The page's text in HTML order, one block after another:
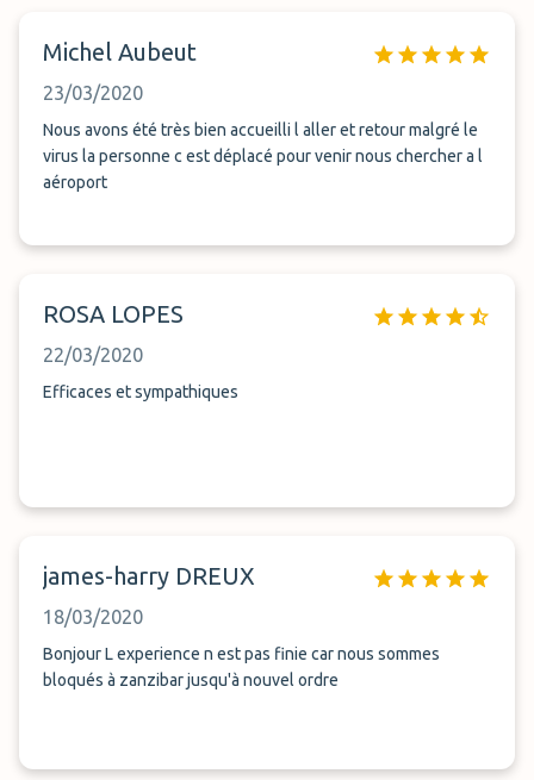
Michel Aubeut
23/03/2020
Nous avons été très bien accueilli l aller et retour malgré le
virus la personne c est déplacé pour venir nous chercher a l
aéroport
ROSA LOPES
22/03/2020
Efficaces et sympathiques
james-harry DREUX
18/03/2020
Bonjour L experience n est pas finie car nous sommes
bloqués à zanzibar jusqu'à nouvel ordre